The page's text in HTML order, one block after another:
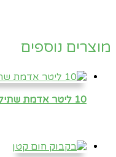
מוצרים נוספים
10 ליטר אדמת שתילה